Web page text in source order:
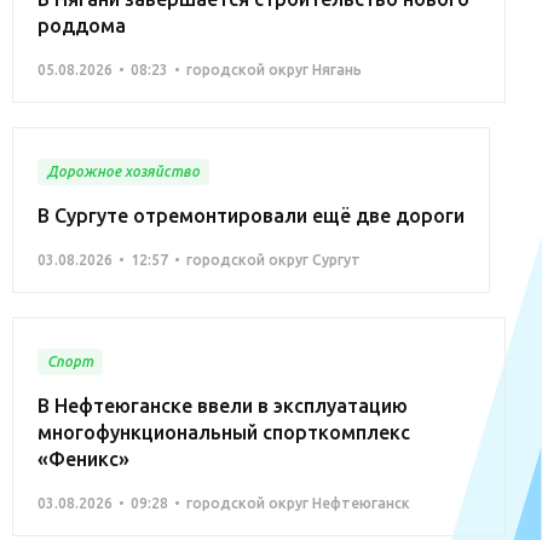
роддома
05.08.2026 08:23 городской округ Нягань
Дорожное хозяйство
В Сургуте отремонтировали ещё две дороги
03.08.2026 12:57 городской округ Сургут
Спорт
В Нефтеюганске ввели в эксплуатацию
многофункциональный спорткомплекс
«Феникс»
03.08.2026 09:28 городской округ Нефтеюганск